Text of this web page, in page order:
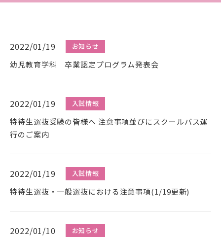
在学生の方
卒業生の方
保護者の方
2022/01/19 お知らせ
幼児教育学科 卒業認定プログラム発表会
2022/01/19 入試情報
特待生選抜受験の皆様へ 注意事項並びにスクールバス運
行のご案内
2022/01/19 入試情報
特待生選抜・一般選抜における注意事項(1/19更新)
2022/01/10 お知らせ